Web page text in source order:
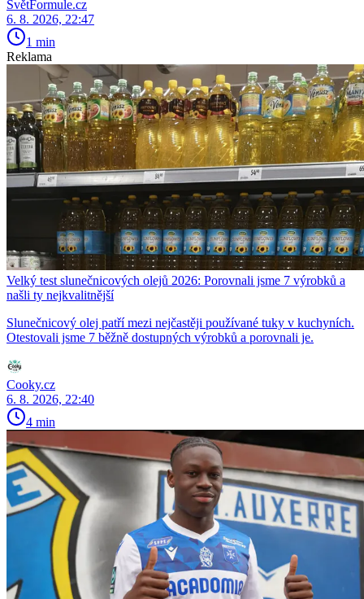
SvětFormule.cz
6. 8. 2026, 22:47
1 min
Reklama
Velký test slunečnicových olejů 2026: Porovnali jsme 7 výrobků a
našli ty nejkvalitnější
Slunečnicový olej patří mezi nejčastěji používané tuky v kuchyních.
Otestovali jsme 7 běžně dostupných výrobků a porovnali je.
Cooky.cz
6. 8. 2026, 22:40
4 min